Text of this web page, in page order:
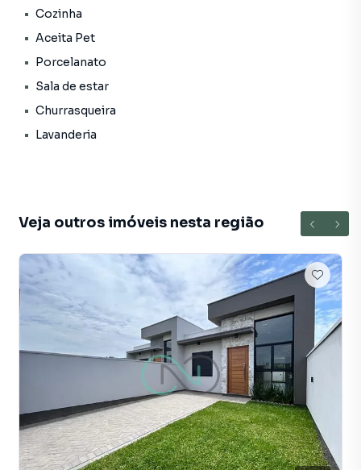
Centenário, em Sapiranga. Não encontrou o que procurava
Entre em contato com nossa equipe pelo telefone (51)
99508-2309.
casas residenciais e comerciais, sobrados, terrenos, lojas
e barracões para venda ou locação, além de
imóvel que mais combina com seu estilo de vida.
segurança e tranquilidade. Na Frassão Negócios você
consegue comprar ou alugar um imóvel em Sapiranga
mesmo não estando na cidade e com a praticidade de
fazer tudo online, direto do seu computador ou
smartphone. Nós criamos soluções inovadoras para
simplificar a relação de proprietários, inquilinos e
compradores com o mercado imobiliário.
Anuncie seu imóvel! É fácil, rápido e gratuito! A Frassão
Negócios é uma imobiliária digital com imóveis em
diversas cidades do Brasil, incluindo Sapiranga.
Cozinha
Aceita Pet
Porcelanato
Sala de estar
Churrasqueira
Lavanderia
Veja outros imóveis nesta região